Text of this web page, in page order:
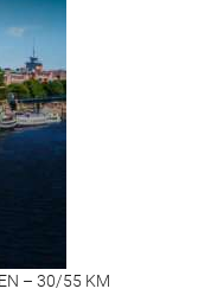
– 30/55 KM